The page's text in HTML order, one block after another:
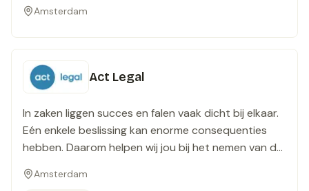
auteursrechten en productvormgeving.
Amsterdam
Act Legal
In zaken liggen succes en falen vaak dicht bij elkaar.
Eén enkele beslissing kan enorme consequenties
hebben. Daarom helpen wij jou bij het nemen van de
met kantoren in 18 landen bieden wij een one-stop
Amsterdam